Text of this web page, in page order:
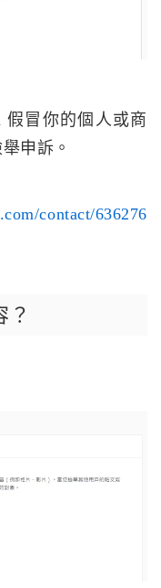
假冒你的個人或商
申訴。
contact/636276
？